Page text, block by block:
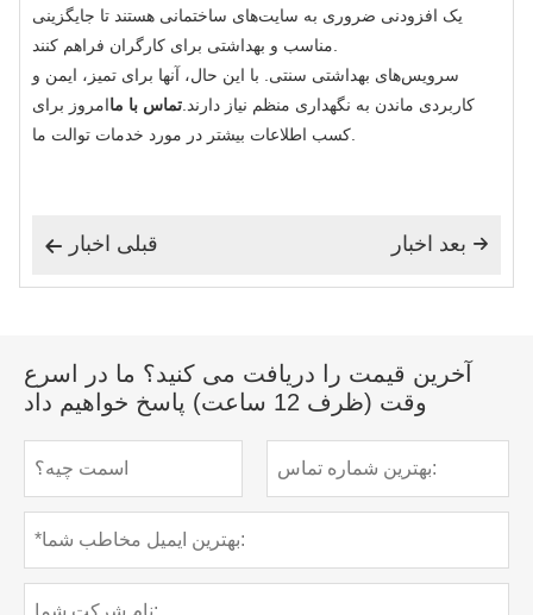
یک افزودنی ضروری به سایت‌های ساختمانی هستند تا جایگزینی
مناسب و بهداشتی برای کارگران فراهم کنند.
سرویس‌های بهداشتی سنتی. با این حال، آنها برای تمیز، ایمن و
کاربردی ماندن به نگهداری منظم نیاز دارند.تماس با ماامروز برای
کسب اطلاعات بیشتر در مورد خدمات توالت ما.
 قبلی اخبار  بعد اخبار
آخرین قیمت را دریافت می کنید؟ ما در اسرع
وقت (ظرف 12 ساعت) پاسخ خواهیم داد